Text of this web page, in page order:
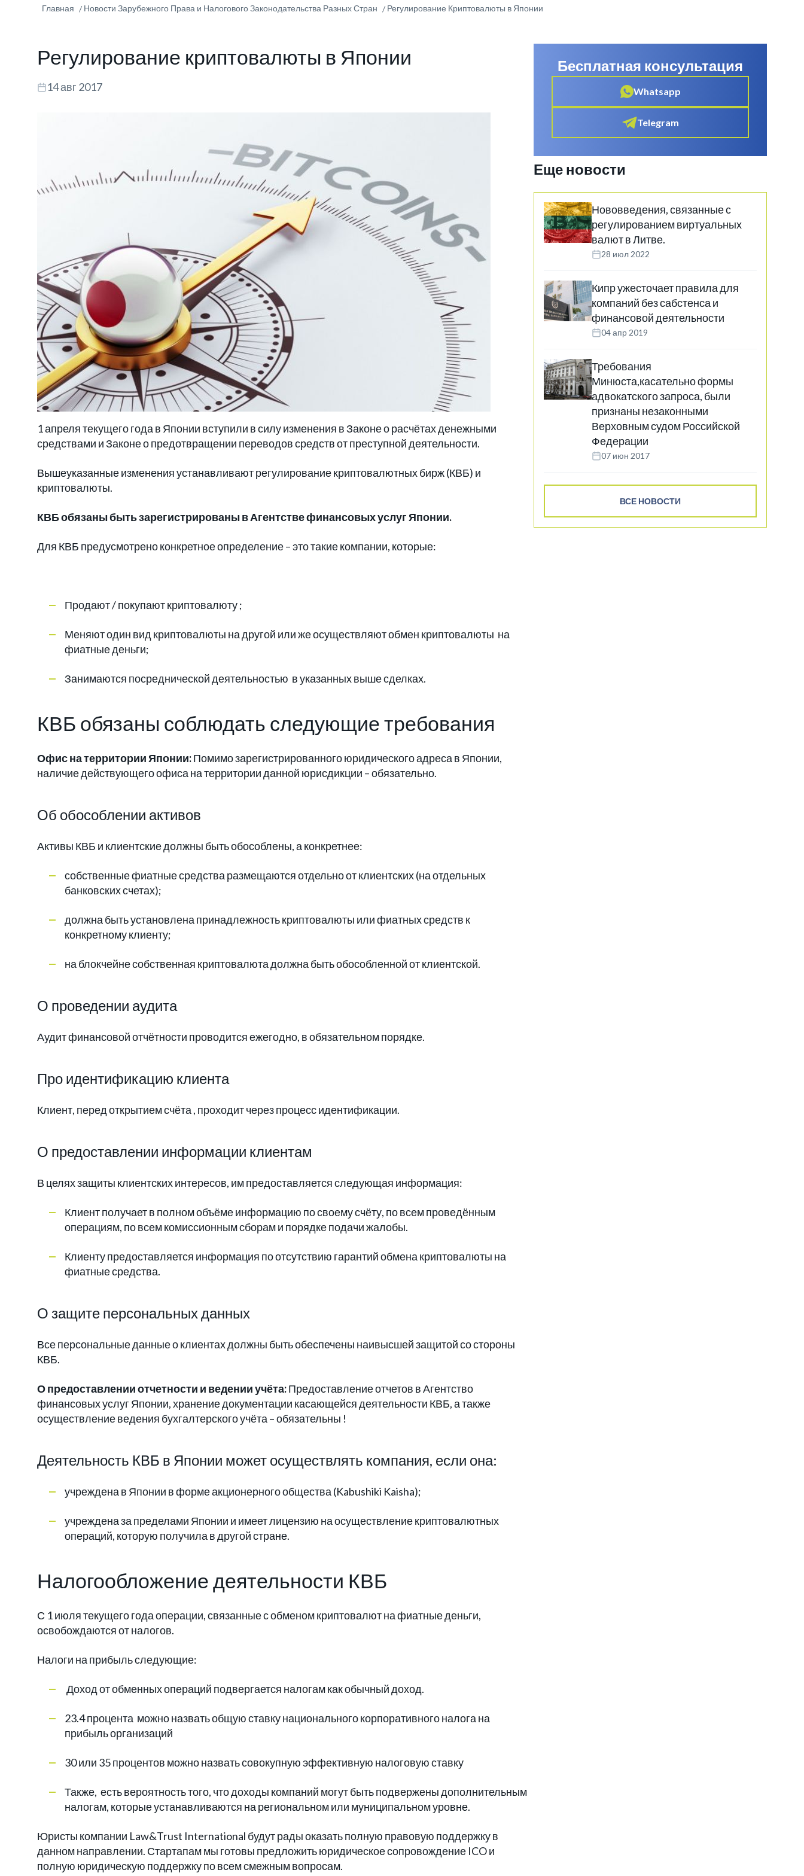
Главная Новости Зарубежного Права и Налогового Законодательства Разных Стран Регулирование Криптовалюты в Японии
Регулирование криптовалюты в Японии
14 авг 2017
1 апреля текущего года в Японии вступили в силу изменения в Законе о расчётах денежными
средствами и Законе о предотвращении переводов средств от преступной деятельности.
Вышеуказанные изменения устанавливают регулирование криптовалютных бирж (КВБ) и
криптовалюты.
КВБ обязаны быть зарегистрированы в Агентстве финансовых услуг Японии.
Для КВБ предусмотрено конкретное определение – это такие компании, которые:
Продают / покупают криптовалюту ;
Меняют один вид криптовалюты на другой или же осуществляют обмен криптовалюты на
фиатные деньги;
Занимаются посреднической деятельностью в указанных выше сделках.
КВБ обязаны соблюдать следующие требования
Офис на территории Японии:Помимо зарегистрированного юридического адреса в Японии,
наличие действующего офиса на территории данной юрисдикции – обязательно.
Об обособлении активов
Активы КВБ и клиентские должны быть обособлены, а конкретнее:
собственные фиатные средства размещаются отдельно от клиентских (на отдельных
банковских счетах);
должна быть установлена принадлежность криптовалюты или фиатных средств к
конкретному клиенту;
на блокчейне собственная криптовалюта должна быть обособленной от клиентской.
О проведении аудита
Аудит финансовой отчётности проводится ежегодно, в обязательном порядке.
Про идентификацию клиента
Клиент, перед открытием счёта , проходит через процесс идентификации.
О предоставлении информации клиентам
В целях защиты клиентских интересов, им предоставляется следующая информация:
Клиент получает в полном объёме информацию по своему счёту, по всем проведённым
операциям, по всем комиссионным сборам и порядке подачи жалобы.
Клиенту предоставляется информация по отсутствию гарантий обмена криптовалюты на
фиатные средства.
О защите персональных данных
Все персональные данные о клиентах должны быть обеспечены наивысшей защитой со стороны
КВБ.
О предоставлении отчетности и ведении учёта:Предоставление отчетов в Агентство
финансовых услуг Японии, хранение документации касающейся деятельности КВБ, а также
осуществление ведения бухгалтерского учёта – обязательны !
Деятельность КВБ в Японии может осуществлять компания, если она:
учреждена в Японии в форме акционерного общества (Kabushiki Kaisha);
учреждена за пределами Японии и имеет лицензию на осуществление криптовалютных
операций, которую получила в другой стране.
Налогообложение деятельности КВБ
С 1 июля текущего года операции, связанные с обменом криптовалют на фиатные деньги,
освобождаются от налогов.
Налоги на прибыль следующие:
Доход от обменных операций подвергается налогам как обычный доход.
23.4 процента можно назвать общую ставку национального корпоративного налога на
прибыль организаций
30 или 35 процентов можно назвать совокупную эффективную налоговую ставку
Также, есть вероятность того, что доходы компаний могут быть подвержены дополнительным
налогам, которые устанавливаются на региональном или муниципальном уровне.
Юристы компании Law&Trust International будут рады оказать полную правовую поддержку в
данном направлении. Стартапам мы готовы предложить юридическое сопровождение ICO и
полную юридическую поддержку по всем смежным вопросам.
Бесплатная консультация
Whatsapp
Telegram
Еще новости
Нововведения, связанные с
регулированием виртуальных
валют в Литве.
28 июл 2022
Кипр ужесточает правила для
компаний без сабстенса и
финансовой деятельности
04 апр 2019
Требования
Минюста,касательно формы
адвокатского запроса, были
признаны незаконными
Верховным судом Российской
Федерации
07 июн 2017
ВСЕ НОВОСТИ